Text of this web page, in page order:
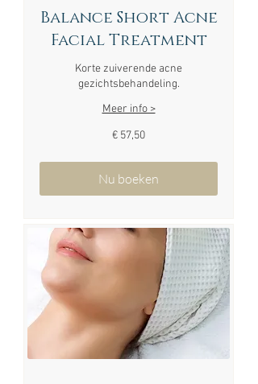
Balance Short Acne
Facial Treatment
Korte zuiverende acne
gezichtsbehandeling.
Meer info >
€ 57,50
Nu boeken